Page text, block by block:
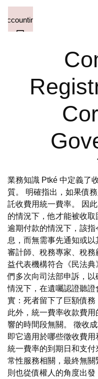
業務知識 Ptké 中定義了
質。 明確指出，如果債
託收費用統一費率。 因
的情況下，他才能被收
逾期付款的情況下，該指
息，而無需事先通知或以
審計師、稅務專家、稅
益代表機構符合《民法
們多次向司法部申訴，
情況下，在遺囑認證聽
實：死者留下了巨額債務
此外，統一費率收款費
響的時間段無關。 徵收
即它適用於哪些徵收費
統一費率的到期日和支
常性服務相關，最終無
則也從債權人的角度出